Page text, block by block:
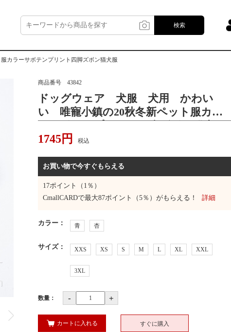
検索
ラーサボテンプリント四脚ズボン猫犬服
商品番号 43842
ドッグウェア 犬服 犬用 かわい
い 唯寵小鎮の20秋冬新ペット服カラ
1745円 税込
お買い物で今すぐもらえる
17ポイント（1％）
CmallCARDで最大87ポイント（5％）がもらえる！ 詳細
カラー ： 青 杏
サイズ： XXS XS S M L XL XXL
3XL
数量： - +
カートに入れる すぐに購入